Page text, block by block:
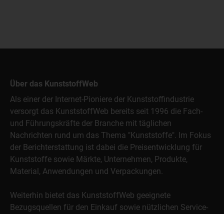
Über das KunststoffWeb
Als einer der Internet-Pioniere der Kunststoffindustrie
versorgt das KunststoffWeb bereits seit 1996 die Fach-
und Führungskräfte der Branche mit täglichen
Nachrichten rund um das Thema "Kunststoffe". Im Fokus
der Berichterstattung ist dabei die Preisentwicklung für
Kunststoffe sowie Märkte, Unternehmen, Produkte,
Material, Anwendungen und Verpackungen.
Weiterhin bietet das KunststoffWeb geeignete
Bezugsquellen für den Einkauf sowie nützlichen Service-